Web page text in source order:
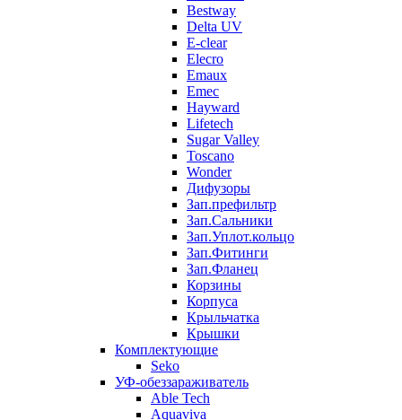
Bestway
Delta UV
E-clear
Elecro
Emaux
Emec
Hayward
Lifetech
Sugar Valley
Toscano
Wonder
Дифузоры
Зап.префильтр
Зап.Сальники
Зап.Уплот.кольцо
Зап.Фитинги
Зап.Фланец
Корзины
Корпуcа
Крыльчатка
Крышки
Комплектующие
Seko
УФ-обеззараживатель
Able Tech
Aquaviva